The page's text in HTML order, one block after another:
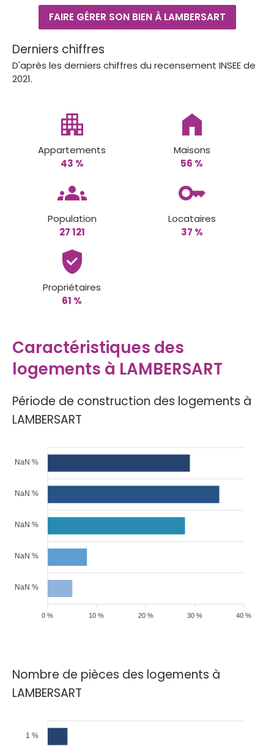
FAIRE GÉRER SON BIEN À LAMBERSART
Derniers chiffres
D'après les derniers chiffres du recensement INSEE de
2021.
Appartements
43 %
Maisons
56 %
Population
27 121
Locataires
37 %
Propriétaires
61 %
Caractéristiques des
logements à LAMBERSART
Période de construction des logements à
LAMBERSART
NaN %
NaN %
NaN %
NaN %
NaN %
40 %
30 %
20 %
10 %
0 %
Nombre de pièces des logements à
LAMBERSART
1 %